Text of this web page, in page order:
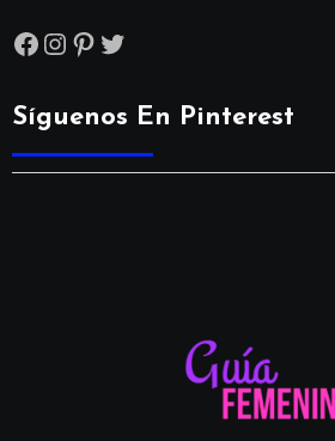
Facebook
Instagram
Pinterest
Twitter
Síguenos En Pinterest